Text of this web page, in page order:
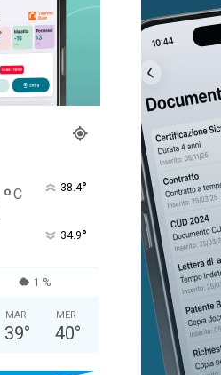
°C 38.4°
34.9°
1 %
MAR
39°
MER
40°